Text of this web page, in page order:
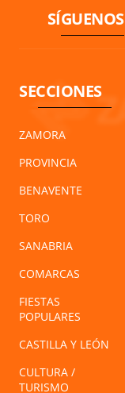
SÍGUENOS
SECCIONES
ZAMORA
PROVINCIA
BENAVENTE
TORO
SANABRIA
COMARCAS
FIESTAS
POPULARES
CASTILLA Y LEÓN
CULTURA /
TURISMO